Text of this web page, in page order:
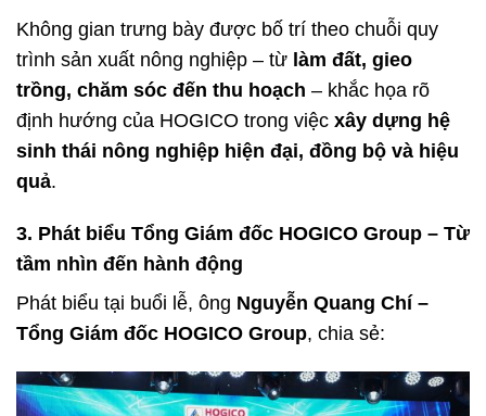
Không gian trưng bày được bố trí theo chuỗi quy
trình sản xuất nông nghiệp – từ làm đất, gieo
trồng, chăm sóc đến thu hoạch – khắc họa rõ
định hướng của HOGICO trong việc xây dựng hệ
sinh thái nông nghiệp hiện đại, đồng bộ và hiệu
quả.
3. Phát biểu Tổng Giám đốc HOGICO Group – Từ
tầm nhìn đến hành động
Phát biểu tại buổi lễ, ông Nguyễn Quang Chí –
Tổng Giám đốc HOGICO Group, chia sẻ: